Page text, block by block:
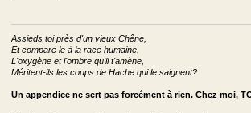
Assieds toi près d'un vieux Chêne,
Et compare le à la race humaine,
L'oxygène et l'ombre qu'il t'amène,
Méritent-ils les coups de Hache qui le saignent?
Un appendice ne sert pas forcément à rien. Chez moi,